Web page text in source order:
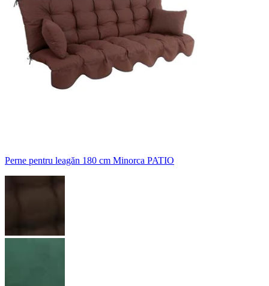
Perne pentru leagăn 180 cm Minorca PATIO